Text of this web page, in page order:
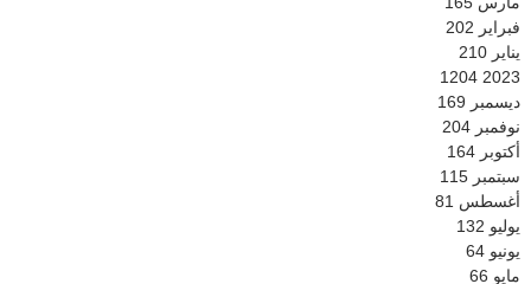
فبراير 202
يناير 210
2023
1204
ديسمبر 169
نوفمبر 204
أكتوبر 164
سبتمبر 115
أغسطس 81
يوليو 132
يونيو 64
مايو 66